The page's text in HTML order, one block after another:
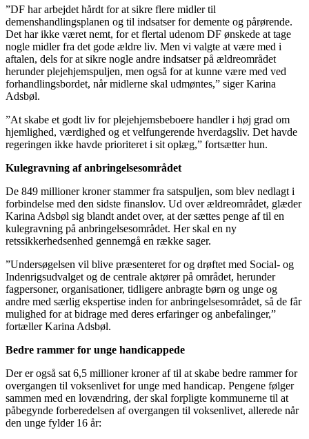
”DF har arbejdet hårdt for at sikre flere midler til
demenshandlingsplanen og til indsatser for demente og pårørende.
Det har ikke været nemt, for et flertal udenom DF ønskede at tage
nogle midler fra det gode ældre liv. Men vi valgte at være med i
aftalen, dels for at sikre nogle andre indsatser på ældreområdet
herunder plejehjemspuljen, men også for at kunne være med ved
forhandlingsbordet, når midlerne skal udmøntes,” siger Karina
Adsbøl.
”At skabe et godt liv for plejehjemsbeboere handler i høj grad om
hjemlighed, værdighed og et velfungerende hverdagsliv. Det havde
regeringen ikke havde prioriteret i sit oplæg,” fortsætter hun.
Kulegravning af anbringelsesområdet
De 849 millioner kroner stammer fra satspuljen, som blev nedlagt i
forbindelse med den sidste finanslov. Ud over ældreområdet, glæder
Karina Adsbøl sig blandt andet over, at der sættes penge af til en
kulegravning på anbringelsesområdet. Her skal en ny
retssikkerhedsenhed gennemgå en række sager.
”Undersøgelsen vil blive præsenteret for og drøftet med Social- og
Indenrigsudvalget og de centrale aktører på området, herunder
fagpersoner, organisationer, tidligere anbragte børn og unge og
andre med særlig ekspertise inden for anbringelsesområdet, så de får
mulighed for at bidrage med deres erfaringer og anbefalinger,”
fortæller Karina Adsbøl.
Bedre rammer for unge handicappede
Der er også sat 6,5 millioner kroner af til at skabe bedre rammer for
overgangen til voksenlivet for unge med handicap. Pengene følger
sammen med en lovændring, der skal forpligte kommunerne til at
påbegynde forberedelsen af overgangen til voksenlivet, allerede når
den unge fylder 16 år: